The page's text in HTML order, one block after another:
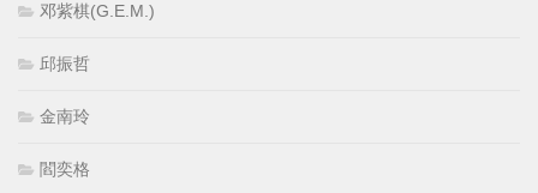
邓紫棋(G.E.M.)
邱振哲
金南玲
閻奕格